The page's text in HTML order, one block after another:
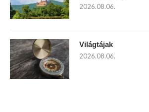
2026.08.06.
Világtájak
2026.08.06.